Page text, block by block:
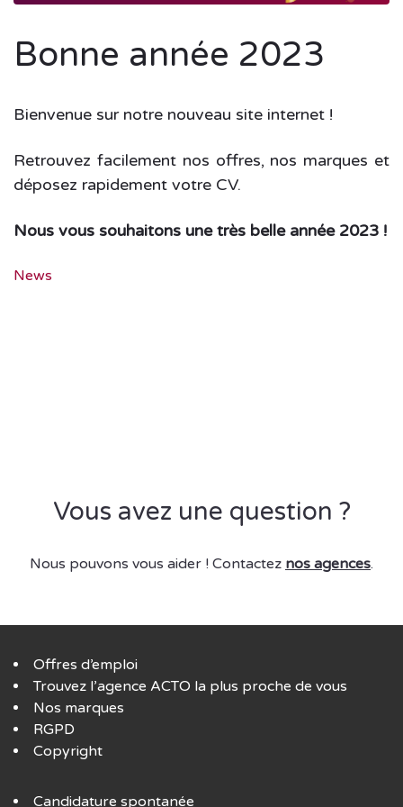
Bonne année 2023
Bienvenue sur notre nouveau site internet !
Retrouvez facilement nos offres, nos marques et
déposez rapidement votre CV.
Nous vous souhaitons une très belle année 2023 !
News
Vous avez une question ?
Nous pouvons vous aider ! Contactez nos agences.
Offres d’emploi
Trouvez l’agence ACTO la plus proche de vous
Nos marques
RGPD
Copyright
Candidature spontanée